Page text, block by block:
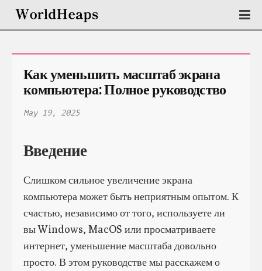
Как уменьшить масштаб экрана
компьютера: Полное руководство
May 19, 2025
Введение
Слишком сильное увеличение экрана
компьютера может быть неприятным опытом. К
счастью, независимо от того, используете ли
вы Windows, MacOS или просматриваете
интернет, уменьшение масштаба довольно
просто. В этом руководстве мы расскажем о